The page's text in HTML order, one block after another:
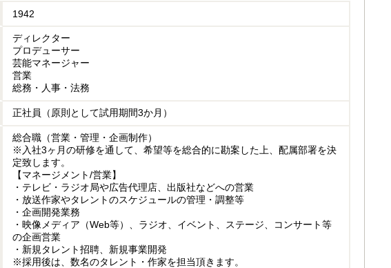
1942
ディレクター
プロデューサー
芸能マネージャー
営業
総務・人事・法務
正社員（原則として試用期間3か月）
総合職（営業・管理・企画制作）
※入社3ヶ月の研修を通して、希望等を総合的に勘案した上、配属部署を決
定致します。
【マネージメント/営業】
・テレビ・ラジオ局や広告代理店、出版社などへの営業
・放送作家やタレントのスケジュールの管理・調整等
・企画開発業務
・映像メディア（Web等）、ラジオ、イベント、ステージ、コンサート等
の企画営業
・新規タレント招聘、新規事業開発
※採用後は、数名のタレント・作家を担当頂きます。